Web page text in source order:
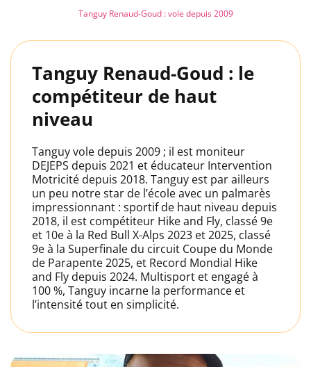
Tanguy Renaud-Goud : vole depuis 2009
Tanguy Renaud-Goud : le
compétiteur de haut
niveau
Tanguy vole depuis 2009 ; il est moniteur
DEJEPS depuis 2021 et éducateur Intervention
Motricité depuis 2018. Tanguy est par ailleurs
un peu notre star de l’école avec un palmarès
impressionnant : sportif de haut niveau depuis
2018, il est compétiteur Hike and Fly, classé 9e
et 10e à la Red Bull X-Alps 2023 et 2025, classé
9e à la Superfinale du circuit Coupe du Monde
de Parapente 2025, et Record Mondial Hike
and Fly depuis 2024. Multisport et engagé à
100 %, Tanguy incarne la performance et
l’intensité tout en simplicité.